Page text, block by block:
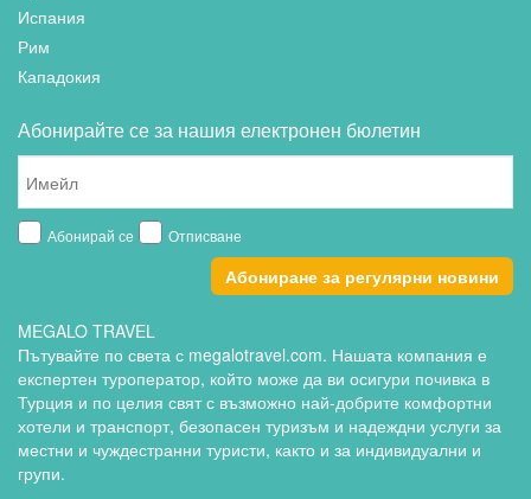
Испания
Рим
Кападокия
Абонирайте се за нашия електронен бюлетин
Абонирай се Отписване
Абониране за регулярни новини
MEGALO TRAVEL
Пътувайте по света с megalotravel.com. Нашата компания е
експертен туроператор, който може да ви осигури почивка в
Турция и по целия свят с възможно най-добрите комфортни
хотели и транспорт, безопасен туризъм и надеждни услуги за
местни и чуждестранни туристи, както и за индивидуални и
групи.